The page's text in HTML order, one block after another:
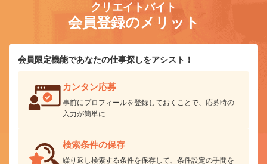
クリエイトバイト
会員登録のメリット
会員限定機能であなたの仕事探しをアシスト！
カンタン応募
事前にプロフィールを登録しておくことで、応募時の
入力が簡単に
検索条件の保存
繰り返し検索する条件を保存して、条件設定の手間を